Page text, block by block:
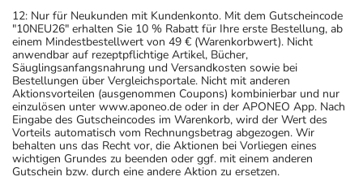
12: Nur für Neukunden mit Kundenkonto. Mit dem Gutscheincode
"10NEU26" erhalten Sie 10 % Rabatt für Ihre erste Bestellung, ab
einem Mindestbestellwert von 49 € (Warenkorbwert). Nicht
anwendbar auf rezeptpflichtige Artikel, Bücher,
Säuglingsanfangsnahrung und Versandkosten sowie bei
Bestellungen über Vergleichsportale. Nicht mit anderen
Aktionsvorteilen (ausgenommen Coupons) kombinierbar und nur
einzulösen unter www.aponeo.de oder in der APONEO App. Nach
Eingabe des Gutscheincodes im Warenkorb, wird der Wert des
Vorteils automatisch vom Rechnungsbetrag abgezogen. Wir
behalten uns das Recht vor, die Aktionen bei Vorliegen eines
wichtigen Grundes zu beenden oder ggf. mit einem anderen
Gutschein bzw. durch eine andere Aktion zu ersetzen.